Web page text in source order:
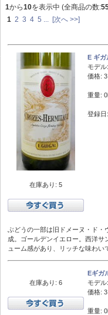
1から10を表示中 (全商品の数:
1 2 3 4 5 [次へ >>]
在庫あり: 5
E ギ
モデル:
価格:
重量:
登録
ぶどうの一部は旧ドメーヌ・ド・
成。ゴールデンイエロー。西洋
ューム感があり、リッチな味わい
在庫あり: 6
Eギガ
モデル:
価格:
重量: